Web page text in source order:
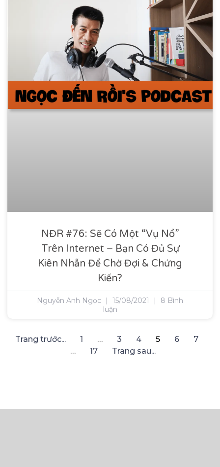
NĐR #76: Sẽ Có Một “vụ Nổ”
Trên Internet – Bạn Có Đủ Sự
Kiên Nhẫn Để Chờ Đợi & Chứng
Kiến?
Nguyễn Anh Ngọc 15/08/2021
8 Bình
luận
Trang trước... 1 … 3 4 5 6
7
…
17 Trang sau...